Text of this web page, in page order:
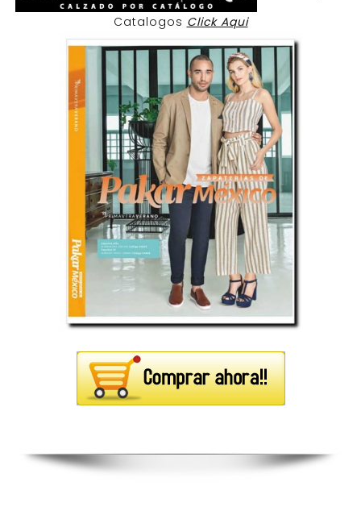
Catalogos Click Aqui